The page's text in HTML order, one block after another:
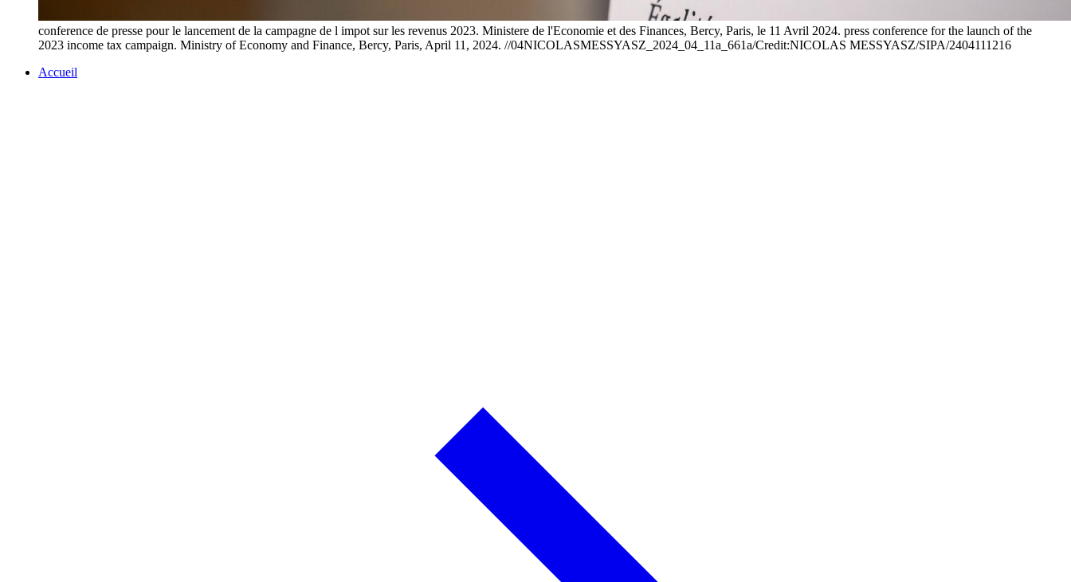
conference de presse pour le lancement de la campagne de l impot sur les revenus 2023. Ministere de l'Economie et des Finances, Bercy, Paris, le 11 Avril 2024. press conference for the launch of the
2023 income tax campaign. Ministry of Economy and Finance, Bercy, Paris, April 11, 2024. //04NICOLASMESSYASZ_2024_04_11a_661a/Credit:NICOLAS MESSYASZ/SIPA/2404111216
Accueil